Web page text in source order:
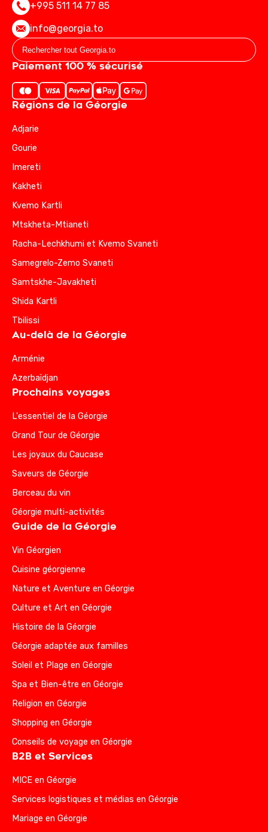
+995 511 14 77 85
info@georgia.to
Paiement 100 % sécurisé
Régions de la Géorgie
Adjarie
Gourie
Imereti
Kakheti
Kvemo Kartli
Mtskheta-Mtianeti
Racha-Lechkhumi et Kvemo Svaneti
Samegrelo-Zemo Svaneti
Samtskhe-Javakheti
Shida Kartli
Tbilissi
Au-delà de la Géorgie
Arménie
Azerbaïdjan
Prochains voyages
L'essentiel de la Géorgie
Grand Tour de Géorgie
Les joyaux du Caucase
Saveurs de Géorgie
Berceau du vin
Géorgie multi-activités
Guide de la Géorgie
Vin Géorgien
Cuisine géorgienne
Nature et Aventure en Géorgie
Culture et Art en Géorgie
Histoire de la Géorgie
Géorgie adaptée aux familles
Soleil et Plage en Géorgie
Spa et Bien-être en Géorgie
Religion en Géorgie
Shopping en Géorgie
Conseils de voyage en Géorgie
B2B et Services
MICE en Géorgie
Services logistiques et médias en Géorgie
Mariage en Géorgie